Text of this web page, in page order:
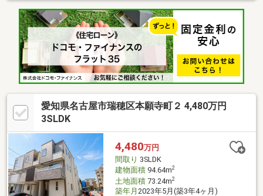
◆3LDK＋納戸で収納スペース豊富◆桜通線アクセス良好◆通
勤・通学に便利な立地＝＝＝＝＝＝＝＝＝＝＝＝＝＝＝＝＝＝＝
＝＝＝＝＝＝＼見るだけ聞くだけOK／資金効率が良くなるローン
の組み方教えます。ネット未公開、水面下情報多数あります。ほ
かのページで気になる物件もご相談ください。
愛知県名古屋市瑞穂区本願寺町２ 4,480万円
3SLDK
4,480万円
間取り 3SLDK
建物面積94.64m2
土地面積73.24m2
築年月 2023年5月(築3年4ヶ月)